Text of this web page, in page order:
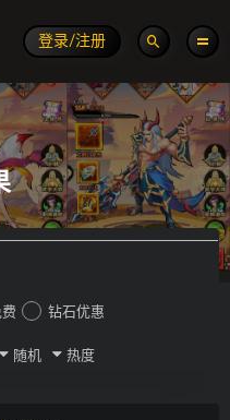
登录/注册
钻石优惠
随机 热度